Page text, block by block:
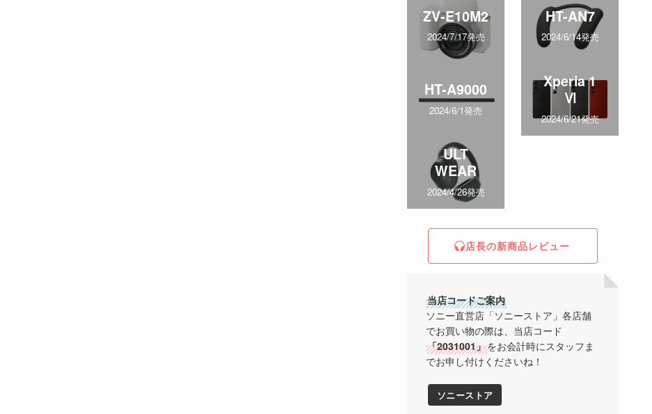
ZV-E10M2
2024/7/17発売
HT-AN7
2024/6/14発売
HT-A9000
2024/6/1発売
Xperia 1
Ⅵ
2024/6/21発売
ULT
WEAR
2024/4/26発売
店長の新商品レビュー
当店コードご案内
ソニー直営店「ソニーストア」各店舗
でお買い物の際は、当店コード
「2031001」をお会計時にスタッフま
でお申し付けくださいね！
ソニーストア